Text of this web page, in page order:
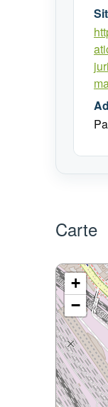
Carte
+
−